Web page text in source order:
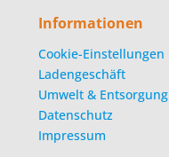
Informationen
Cookie-Einstellungen
Ladengeschäft
Umwelt & Entsorgung
Datenschutz
Impressum